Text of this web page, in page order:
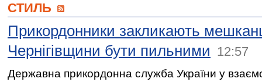
СТИЛЬ
Прикордонники закликають
Чернігівщини бути пильними 12:57
Державна прикордонна служба України у